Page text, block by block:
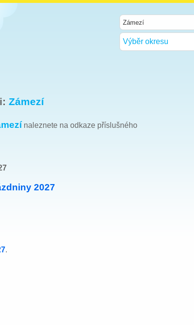
Výběr okresu
Zámezí
naleznete na odkaze příslušného
2027
.